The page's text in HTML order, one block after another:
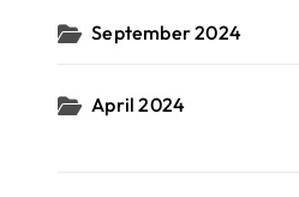
September 2024
April 2024